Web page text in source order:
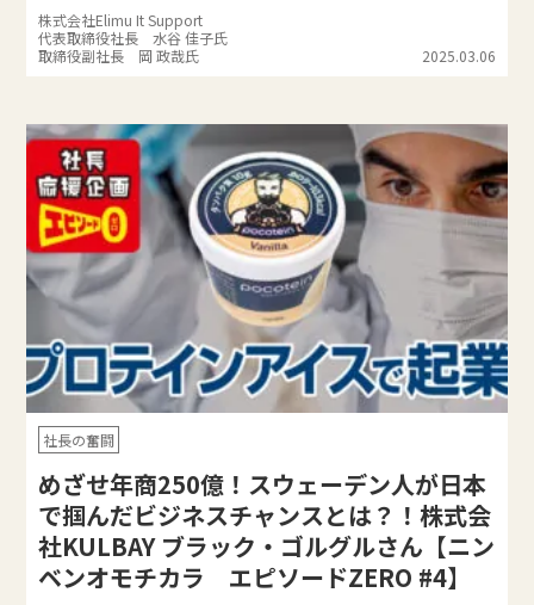
株式会社Elimu It Support
代表取締役社長 水谷 佳子氏
取締役副社長 岡 政哉氏
2025.03.06
社長の奮闘
めざせ年商250億！スウェーデン人が日本
で掴んだビジネスチャンスとは？！株式会
社KULBAY ブラック・ゴルグルさん【ニン
ベンオモチカラ エピソードZERO #4】